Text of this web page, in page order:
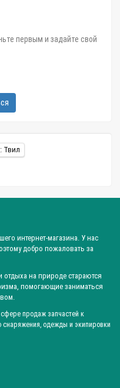
первым и задайте свой
Твил
интернет-магазина. У нас
добро пожаловать за
на природе стараются
помогающие заниматься
продаж запчастей к
снаряжения, одежды и экипировки